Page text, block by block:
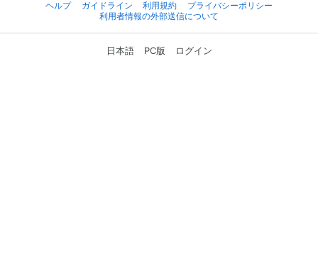
ヘルプ
ガイドライン 利用規約
プライバシーポリシー
利用者情報の外部送信について
日本語 PC版 ログイン